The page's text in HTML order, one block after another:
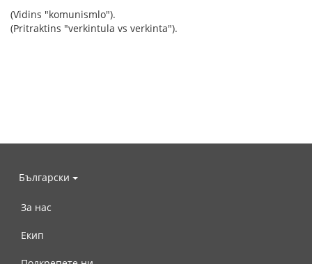
(Vidins "komunismlo").
(Pritraktins "verkintula vs verkinta").
Български
За нас
Екип